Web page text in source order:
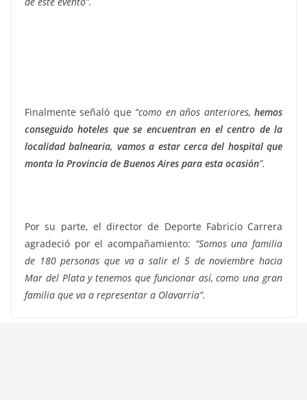
Finalmente señaló que “como en años anteriores,hemos
conseguido hoteles que se encuentran en el centro de la
localidad balnearia, vamos a estar cerca del hospital que
monta la Provincia de Buenos Aires para esta ocasión”.
Por su parte, el director de Deporte Fabricio Carrera
agradeció por el acompañamiento: “Somos una familia
de 180 personas que va a salir el 5 de noviembre hacia
Mar del Plata y tenemos que funcionar así, como una gran
familia que va a representar a Olavarría”.